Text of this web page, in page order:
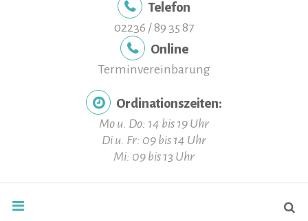
Telefon
02236 / 89 35 87
Online
Terminvereinbarung
Ordinationszeiten:
Mo u. Do: 14 bis 19 Uhr
Di u. Fr: 09 bis 14 Uhr
Mi: 09 bis 13 Uhr